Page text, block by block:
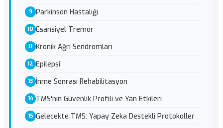
Parkinson Hastalığı
Esansiyel Tremor
Kronik Ağrı Sendromları
Epilepsi
İnme Sonrası Rehabilitasyon
TMS'nin Güvenlik Profili ve Yan Etkileri
Gelecekte TMS: Yapay Zeka Destekli Protokoller